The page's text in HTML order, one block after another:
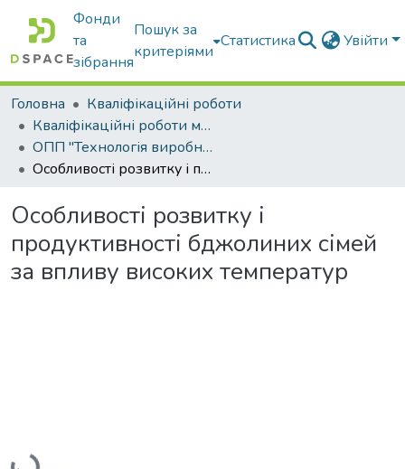
Фонди
та
зібрання
Пошук за
критеріями
Статистика Увійти
Головна
Кваліфікаційні роботи
Кваліфікаційні роботи магістрів
ОПП "Технологія виробництва і переробки продукції тваринництва"
Особливості розвитку і продуктивності бджолиних сімей за впливу високих температур
Особливості розвитку і
продуктивності бджолиних сімей
за впливу високих температур
Вантажиться...